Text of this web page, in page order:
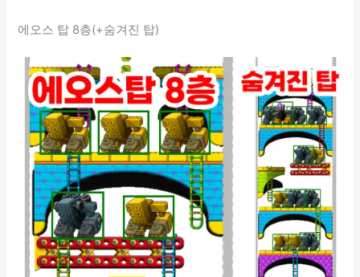
에오스 탑 8층(+숨겨진 탑)